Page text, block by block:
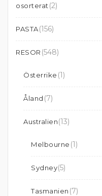
osorterat (2)
PASTA(156)
RESOR (548)
Österrike (1)
Åland (7)
Australien(13)
Melbourne (1)
Sydney(5)
Tasmanien (7)